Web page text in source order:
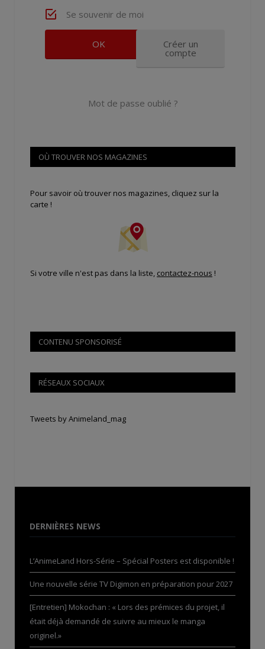
Se souvenir de moi
Créer un
compte
Mot de passe oublié ?
OÙ TROUVER NOS MAGAZINES
Pour savoir où trouver nos magazines, cliquez sur la
carte !
Si votre ville n'est pas dans la liste, contactez-nous !
CONTENU SPONSORISÉ
RÉSEAUX SOCIAUX
Tweets by Animeland_mag
DERNIÈRES NEWS
L’AnimeLand Hors-Série – Spécial Posters est disponible !
Une nouvelle série TV Digimon en préparation pour 2027
[Entretien] Mokochan : « Lors des prémices du projet, il
était déjà demandé de suivre au mieux le manga
originel.»